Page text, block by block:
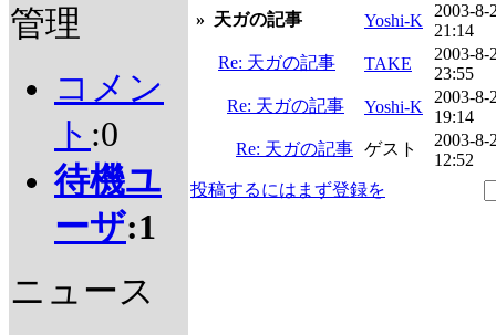
管理
コメン
ト :0
待機ユ
ーザ:1
ニュース
» 天ガの記事 Yoshi-K
2003-8-
21:14
Re: 天ガの記事
TAKE
2003-8-
23:55
Re: 天ガの記事
Yoshi-K
2003-8-
19:14
Re: 天ガの記事 ゲスト
2003-8-
12:52
投稿するにはまず登録を